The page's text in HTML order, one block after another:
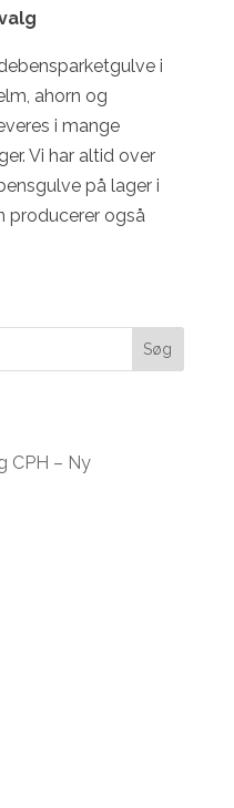
i
ahorn og
i mange
Vi har altid over
på lager i
producerer også
CPH – Ny